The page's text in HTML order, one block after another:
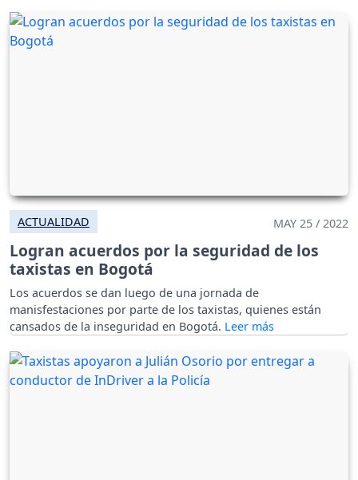
ACTUALIDAD MAY 25 / 2022
Logran acuerdos por la seguridad de los
taxistas en Bogotá
Los acuerdos se dan luego de una jornada de
manisfestaciones por parte de los taxistas, quienes están
cansados de la inseguridad en Bogotá.